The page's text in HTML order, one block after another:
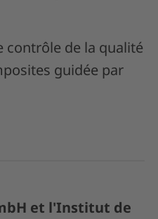
contrôle de la qualité
guidée par
et l'Institut de